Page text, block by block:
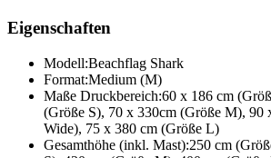
Eigenschaften
Modell:Beachflag Shark
Format:Medium (M)
Maße Druckbereich:60 x 186 cm
(Größe S), 70 x 330cm (Größe M), 90
Wide), 75 x 380 cm (Größe L)
Gesamthöhe (inkl. Mast):250 cm